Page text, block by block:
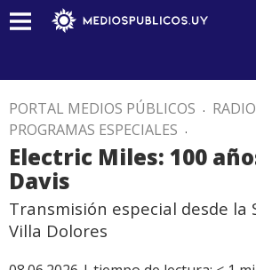
PORTAL MEDIOS PÚBLICOS . RADIO
PROGRAMAS ESPECIALES .
Electric Miles: 100
Davis
Transmisión especial desde la
Villa Dolores